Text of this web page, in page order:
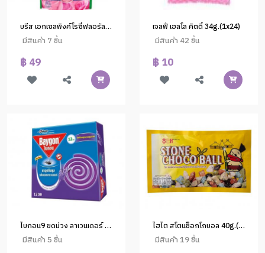
บรีส เอกเซลพิงค์โรซี่ฟลอรัล 560 มล.(1*12)
มีสินค้า 7 ชิ้น
฿ 49
เจลฟี่ เฮลโล คิตตี้ 34g.(1x24)
มีสินค้า 42 ชิ้น
฿ 10
ไบกอน9 ขดม่วง ลาเวนเดอร์ 12ขด 144g. (1x72)
มีสินค้า 5 ชิ้น
ไฮไต สโตนช็อกโกบอล 40g.(1x18)
มีสินค้า 19 ชิ้น